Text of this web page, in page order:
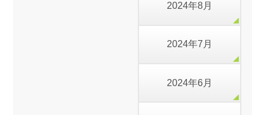
2024年8月
2024年7月
2024年6月